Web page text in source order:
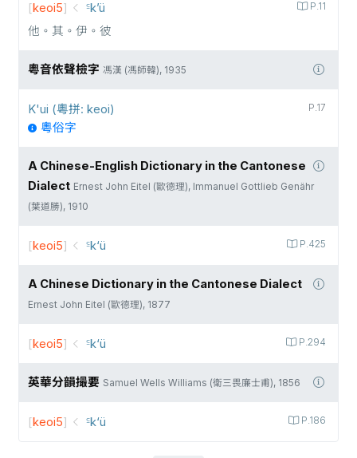
P.11
[keoi5] ꜃k’ü
他。其。伊。彼
粵音依聲檢字 馮漢 (馮師韓), 1935
P.17
K'ui (粵拼: keoi)
粵俗字
A Chinese-English Dictionary in the Cantonese
Dialect Ernest John Eitel (歐德理), Immanuel Gottlieb Genähr
(葉道勝), 1910
P.425
[keoi5] ꜃k‘ü
A Chinese Dictionary in the Cantonese Dialect
Ernest John Eitel (歐德理), 1877
P.294
[keoi5] ꜃k‘ü
英華分韻撮要 Samuel Wells Williams (衛三畏廉士甫), 1856
P.186
[keoi5] ꜃k‘ü